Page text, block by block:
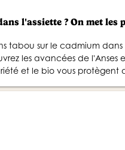
l'assiette ? On met les
tabou sur le cadmium dans
les avancées de l'Anses
et le bio vous protègent